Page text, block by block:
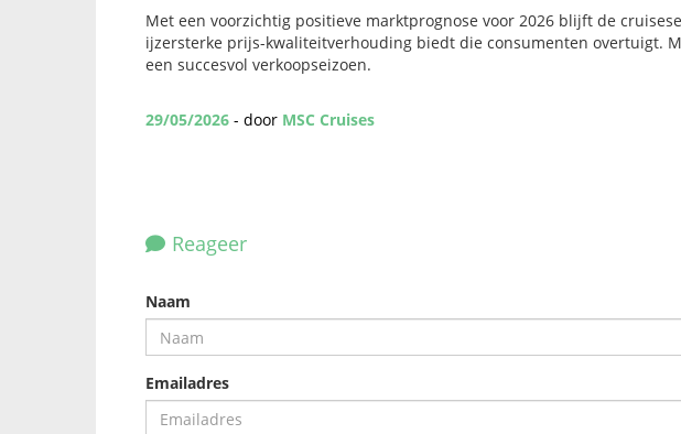
Met een voorzichtig positieve marktprognose voor 2026 blijft de
ijzersterke prijs-kwaliteitverhouding biedt die consumenten overtuigt.
een succesvol verkoopseizoen.
29/05/2026 - door MSC Cruises
Reageer
Naam
Emailadres